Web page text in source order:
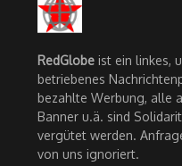
RedGlobe ist ein linkes,
betriebenes
bezahlte Werbung, alle
Banner u.ä. sind
vergütet werden.
von uns ignoriert.